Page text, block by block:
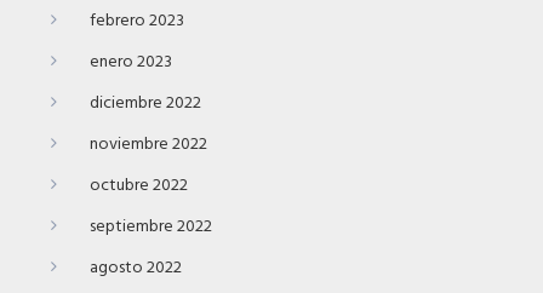
febrero 2023
enero 2023
diciembre 2022
noviembre 2022
octubre 2022
septiembre 2022
agosto 2022